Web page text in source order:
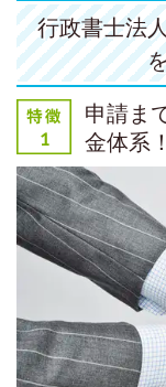
行政書士法
申請ま
金体系！